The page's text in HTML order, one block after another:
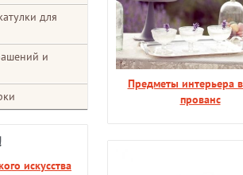
Предметы интерьера
прованс
для
и
искусства